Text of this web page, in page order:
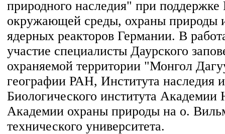
природного наследия" при поддержке
окружающей среды, охраны природы
ядерных реакторов Германии. В
участие специалисты Даурского
охраняемой территории "Монгол
географии РАН, Института наследия
Биологического института
Академии охраны природы на о.
технического университета.